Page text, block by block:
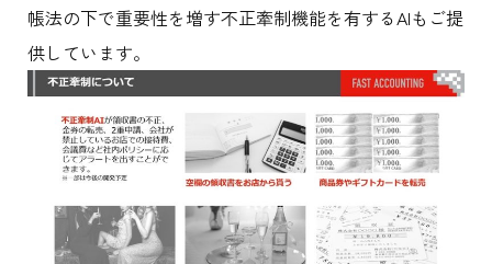
帳法の下で重要性を増す不正牽制機能を有するAIもご提
供しています。